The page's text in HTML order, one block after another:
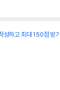
성하고 최대 150점 받기